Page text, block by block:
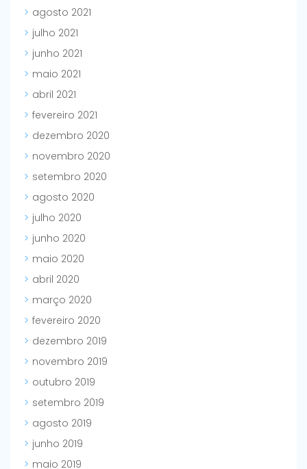
agosto 2021
julho 2021
junho 2021
maio 2021
abril 2021
fevereiro 2021
dezembro 2020
novembro 2020
setembro 2020
agosto 2020
julho 2020
junho 2020
maio 2020
abril 2020
março 2020
fevereiro 2020
dezembro 2019
novembro 2019
outubro 2019
setembro 2019
agosto 2019
junho 2019
maio 2019